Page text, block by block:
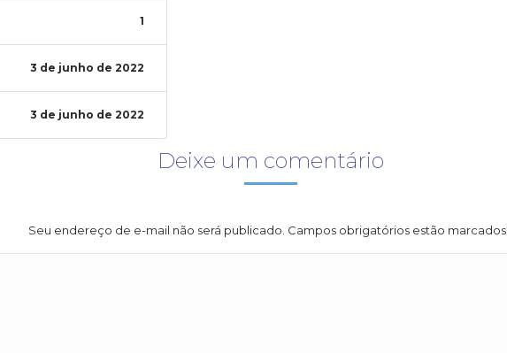
1
3 de junho de 2022
3 de junho de 2022
Deixe um comentário
Seu endereço de e-mail não será publicado. Campos obrigatórios estão marcados